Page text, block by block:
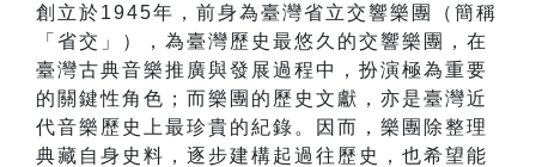
創立於1945年，前身為臺灣省立交響樂團（簡稱
「省交」），為臺灣歷史最悠久的交響樂團，在
臺灣古典音樂推廣與發展過程中，扮演極為重要
的關鍵性角色；而樂團的歷史文獻，亦是臺灣近
代音樂歷史上最珍貴的紀錄。因而，樂團除整理
典藏自身史料，逐步建構起過往歷史，也希望能